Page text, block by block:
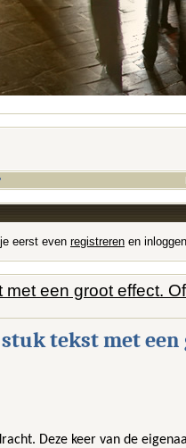
eerst even registreren en
een groot effect.
tekst met een
Deze keer van de